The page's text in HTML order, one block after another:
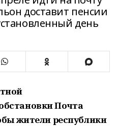
доставит пенсии
день
Почта
жители республики